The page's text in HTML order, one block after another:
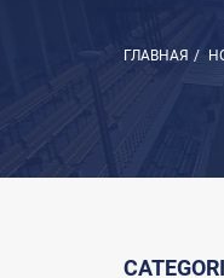
ГЛАВНАЯ /